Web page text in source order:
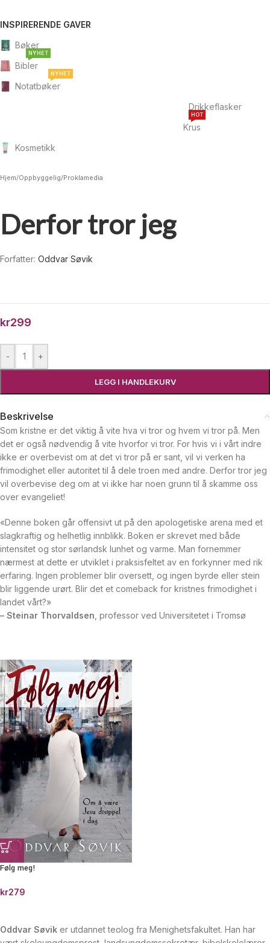
INSPIRERENDE GAVER
Bøker
Bibler
NYHET
Notatbøker
NYHET
Drikkeflasker
Krus
HOT
Kosmetikk
Hjem/Oppbyggelig/Proklamedia
Derfor tror jeg
Forfatter: Oddvar Søvik
kr299
- +
LEGG I HANDLEKURV
Beskrivelse
Som kristne er det viktig å vite hva vi tror og hvem vi tror på. Men
det er også nødvendig å vite hvorfor vi tror. For hvis vi i vårt indre
ikke er overbevist om at det vi tror på er sant, vil vi verken ha
frimodighet eller autoritet til å dele troen med andre. Derfor tror jeg
vil overbevise deg om at vi ikke har noen grunn til å skamme oss
over evangeliet!
«Denne boken går offensivt ut på den apologetiske arena med et
slagkraftig og helhetlig innblikk. Boken er skrevet med både
intensitet og stor sørlandsk lunhet og varme. Man fornemmer
nærmest at dette er utviklet i praksisfeltet av en forkynner med rik
erfaring. Ingen problemer blir oversett, og ingen byrde eller stein
blir liggende urørt. Blir det et comeback for kristnes fri­modighet i
landet vårt?»
– Steinar Thorvaldsen , professor ved Universitetet i Tromsø
Følg meg!
kr279
Oddvar Søvik er utdannet teolog fra Menighetsfakultet. Han har